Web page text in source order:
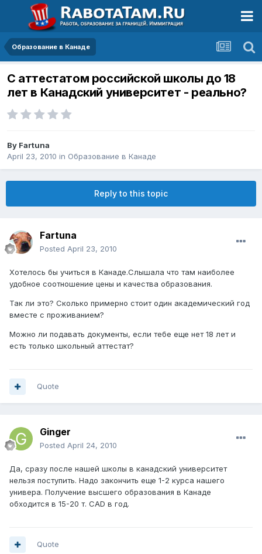
Образование в Канаде
С аттестатом российской школы до 18
лет в Канадский университет - реально?
By Fartuna
April 23, 2010 in Образование в Канаде
Reply to this topic
Fartuna
Posted April 23, 2010
Хотелось бы учиться в Канаде.Слышала что там наиболее
удобное соотношение цены и качества образования.
Так ли это? Сколько примерно стоит один академический год
вместе с проживанием?
Можно ли подавать документы, если тебе еще нет 18 лет и
есть только школьный аттестат?
Quote
Ginger
Posted April 24, 2010
Да, сразу после нашей школы в канадский университет
нельзя поступить. Надо закончить еще 1-2 курса нашего
универа. Получение высшего образования в Канаде
обходится в 15-20 т. CAD в год.
Quote